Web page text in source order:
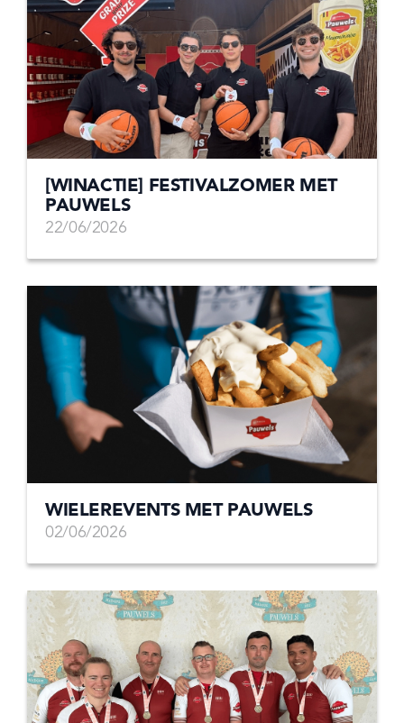
[WINACTIE] FESTIVALZOMER MET
PAUWELS
22/06/2026
WIELEREVENTS MET PAUWELS
02/06/2026